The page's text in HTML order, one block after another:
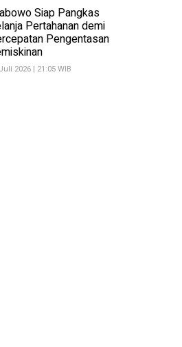
Siap Pangkas
Pertahanan demi
Pengentasan
2026 | 21:05 WIB